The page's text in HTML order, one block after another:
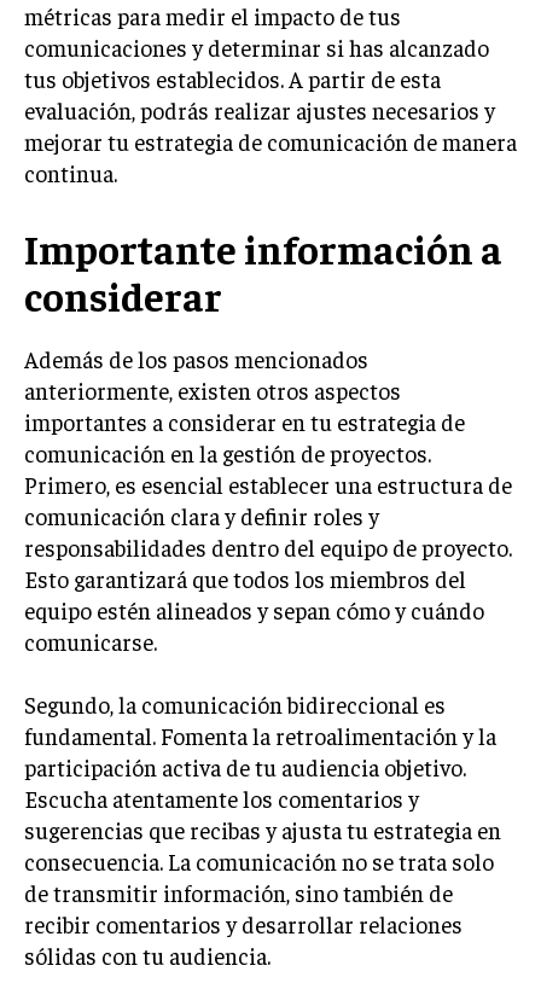
FRANQUICIAS
MARKETING DE INFLUENCERS
E-COMMERCE
E-COMMERCE Y COMERCIO ELECTRÓNICO
GESTIÓN DE CRISIS EMPRESARIALES
EMPRESAS Y STARTUPS TECNOLÓGICAS
GESTIÓN DE LA EXPERIENCIA DEL CLIENTE
MÁS
PROYECTOS
GESTIÓN DE PROYECTOS
GESTIÓN DE OPERACIONES Y CADENA DE
SUMINISTRO
LOGÍSTICA EMPRESARIAL
CALIDAD Y MEJORA CONTINUA
RECURSOS HUMANOS Y GESTIÓN DEL
TALENTO
COMPENSACIÓN Y BENEFICIOS
DESARROLLO DE PERSONAL
GESTIÓN DEL DESEMPEÑO
CULTURA Y CLIMA ORGANIZACIONAL
métricas para medir el impacto de tus
comunicaciones y determinar si has alcanzado
tus objetivos establecidos. A partir de esta
evaluación, podrás realizar ajustes necesarios y
mejorar tu estrategia de comunicación de manera
continua.
Importante información a
considerar
Además de los pasos mencionados
anteriormente, existen otros aspectos
importantes a considerar en tu estrategia de
comunicación en la gestión de proyectos.
Primero, es esencial establecer una estructura de
comunicación clara y definir roles y
responsabilidades dentro del equipo de proyecto.
Esto garantizará que todos los miembros del
equipo estén alineados y sepan cómo y cuándo
comunicarse.
Segundo, la comunicación bidireccional es
fundamental. Fomenta la retroalimentación y la
participación activa de tu audiencia objetivo.
Escucha atentamente los comentarios y
sugerencias que recibas y ajusta tu estrategia en
consecuencia. La comunicación no se trata solo
de transmitir información, sino también de
recibir comentarios y desarrollar relaciones
sólidas con tu audiencia.